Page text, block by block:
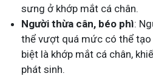
sưng ở khớp mắt cá chân.
Người thừa cân, béo phì:
thể vượt quá mức có thể tạo
biệt là khớp mắt cá chân,
phát sinh.